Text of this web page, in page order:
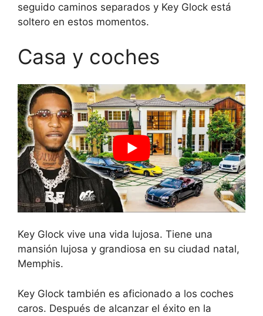
seguido caminos separados y Key Glock está
soltero en estos momentos.
Casa y coches
Key Glock vive una vida lujosa. Tiene una
mansión lujosa y grandiosa en su ciudad natal,
Memphis.
Key Glock también es aficionado a los coches
caros. Después de alcanzar el éxito en la